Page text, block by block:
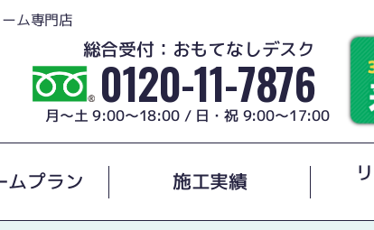
ム専門店
総合受付：おもてなしデスク
0120-11-7876
月～土 9:00～18:00 / 日・祝 9:00～17:00
ムプラン 施工実績